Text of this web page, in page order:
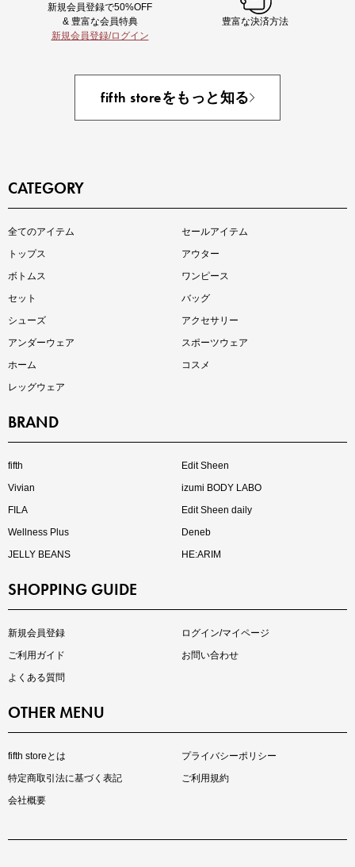
注目の新作が販売開始
インスタライブ【8.7配信】
大人の着映えアイテム5選
マストバイアイテム
新規会員登録で50%OFF
& 豊富な会員特典
新規会員登録/ログイン
豊富な決済方法
fifth storeをもっと知る
CATEGORY
全てのアイテム
セールアイテム
トップス
アウター
ボトムス
ワンピース
セット
バッグ
シューズ
アクセサリー
アンダーウェア
スポーツウェア
ホーム
コスメ
レッグウェア
BRAND
fifth
Edit Sheen
Vivian
izumi BODY LABO
FILA
Edit Sheen daily
Wellness Plus
Deneb
JELLY BEANS
HE:ARIM
SHOPPING GUIDE
新規会員登録
ログイン/マイページ
ご利用ガイド
お問い合わせ
よくある質問
OTHER MENU
fifth storeとは
プライバシーポリシー
特定商取引法に基づく表記
ご利用規約
会社概要